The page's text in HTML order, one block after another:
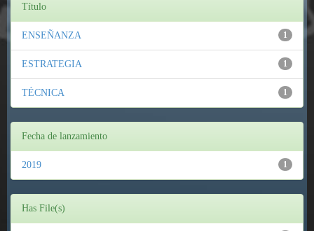
Título
1
ENSEÑANZA
1
ESTRATEGIA
1
TÉCNICA
Fecha de lanzamiento
1
2019
Has File(s)